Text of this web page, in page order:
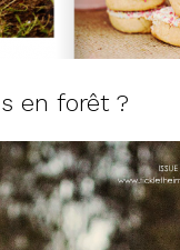
en forêt ?